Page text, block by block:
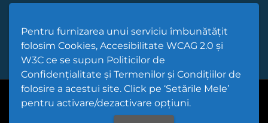
Pentru furnizarea unui serviciu îmbunătățit
folosim Cookies, Accesibilitate WCAG 2.0 și
W3C ce se supun Politicilor de
Confidențialitate și Termenilor și Condițiilor de
folosire a acestui site. Click pe ‘Setările Mele’
pentru activare/dezactivare opțiuni.
Cod Județ 4 | Județul Bacău | Tipul UAT - 14 - C - Comună |
Codul SIRUTA al Unitații Administrativ-Teritoriale 25291 |
Scorțeni